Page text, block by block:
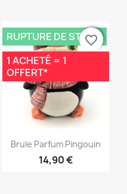
Aperçu rapide
Brule Parfum Pingouin
14,90 €
RUPTURE DE STOCK
1 ACHETÉ = 1
OFFERT*
favorite_border
favorite_border